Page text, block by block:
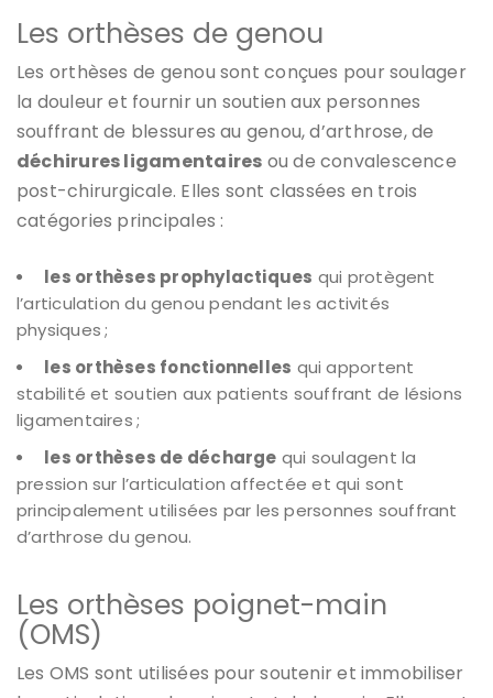
Les orthèses de genou
Les orthèses de genou sont conçues pour soulager
la douleur et fournir un soutien aux personnes
souffrant de blessures au genou, d’arthrose, de
déchirures ligamentaires ou de convalescence
post-chirurgicale. Elles sont classées en trois
catégories principales :
les orthèses prophylactiques qui protègent
l’articulation du genou pendant les activités
physiques ;
les orthèses fonctionnelles qui apportent
stabilité et soutien aux patients souffrant de lésions
ligamentaires ;
les orthèses de décharge qui soulagent la
pression sur l’articulation affectée et qui sont
principalement utilisées par les personnes souffrant
d’arthrose du genou.
Les orthèses poignet-main
(OMS)
Les OMS sont utilisées pour soutenir et immobiliser